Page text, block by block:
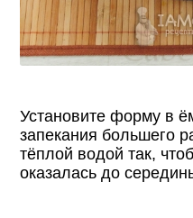
Установите форму в
запекания большего
тёплой водой так,
оказалась до